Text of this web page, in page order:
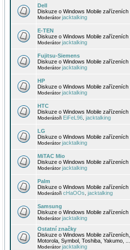
Dell
Diskuze o Windows Mobile zařízeních
Moderátorjacktalking
E-TEN
Diskuze o Windows Mobile zařízeních
Moderátorjacktalking
Fujitsu-Siemens
Diskuze o Windows Mobile zařízeních
Moderátorjacktalking
HP
Diskuze o Windows Mobile zařízeních
Moderátorjacktalking
HTC
Diskuze o Windows Mobile
Moderátoři EiFeL96 jacktalking
LG
Diskuze o Windows Mobile zařízeních
Moderátorjacktalking
MiTAC Mio
Diskuze o Windows Mobile zařízeních
Moderátorjacktalking
Palm
Diskuze o Windows Mobile zařízeních
Moderátoři cHaOOs jacktalking
Samsung
Diskuze o Windows Mobile zařízeních
Moderátorjacktalking
Ostatní značky
Diskuze o Windows Mobile
Motorola, Symbol, Toshiba, Yakumo,
Moderátorjacktalking